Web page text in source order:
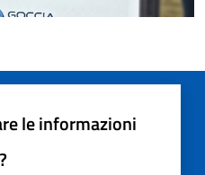
le informazioni